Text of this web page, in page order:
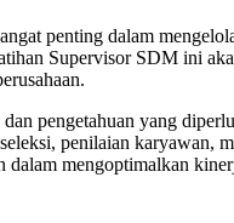
penting dalam
Supervisor SDM ini
pengetahuan yang
penilaian
mengoptimalkan